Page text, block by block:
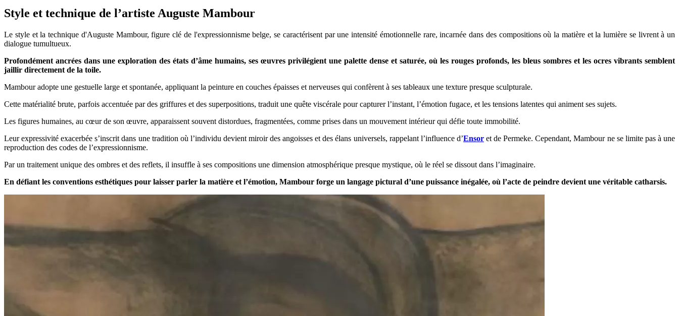
Style et technique de l’artiste Auguste Mambour
Le style et la technique d'Auguste Mambour, figure clé de l'expressionnisme belge, se caractérisent par une intensité émotionnelle rare, incarnée dans des compositions où la matière et la lumière se livrent à un
dialogue tumultueux.
Profondément ancrées dans une exploration des états d’âme humains, ses œuvres privilégient une palette dense et saturée, où les rouges profonds, les bleus sombres et les ocres vibrants semblent
jaillir directement de la toile.
Mambour adopte une gestuelle large et spontanée, appliquant la peinture en couches épaisses et nerveuses qui confèrent à ses tableaux une texture presque sculpturale.
Cette matérialité brute, parfois accentuée par des griffures et des superpositions, traduit une quête viscérale pour capturer l’instant, l’émotion fugace, et les tensions latentes qui animent ses sujets.
Les figures humaines, au cœur de son œuvre, apparaissent souvent distordues, fragmentées, comme prises dans un mouvement intérieur qui défie toute immobilité.
Leur expressivité exacerbée s’inscrit dans une tradition où l’individu devient miroir des angoisses et des élans universels, rappelant l’influence d’Ensor et de Permeke. Cependant, Mambour ne se limite pas à une
reproduction des codes de l’expressionnisme.
Par un traitement unique des ombres et des reflets, il insuffle à ses compositions une dimension atmosphérique presque mystique, où le réel se dissout dans l’imaginaire.
En défiant les conventions esthétiques pour laisser parler la matière et l’émotion, Mambour forge un langage pictural d’une puissance inégalée, où l’acte de peindre devient une véritable catharsis.